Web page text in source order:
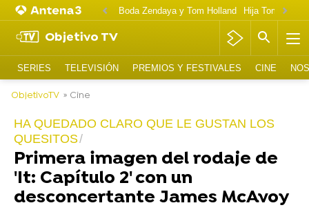
Boda Zendaya y Tom Holland Hija Tom
Objetivo TV
SERIES TELEVISIÓN PREMIOS Y FESTIVALES CINE
ObjetivoTV » Cine
HA QUEDADO CLARO QUE LE GUSTAN LOS
QUESITOS
Primera imagen del rodaje de
'It: Capítulo 2' con un
desconcertante James McAvoy